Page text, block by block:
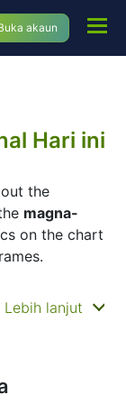
akaun
Hari ini
the
magna-
on the chart
in the
stock
the buttons
Lebih lanjut